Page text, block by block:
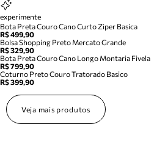
experimente
Bota Preta Couro Cano Curto Ziper Basica
R$ 499,90
Bolsa Shopping Preto Mercato Grande
R$ 329,90
Bota Preta Couro Cano Longo Montaria Fivela
R$ 799,90
Coturno Preto Couro Tratorado Basico
R$ 399,90
Veja mais produtos